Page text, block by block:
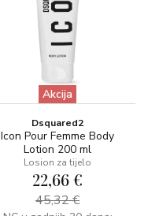
Akcija
Dsquared2
Icon Pour Femme Body
Lotion 200 ml
Losion za tijelo
22,66 €
45,32 €